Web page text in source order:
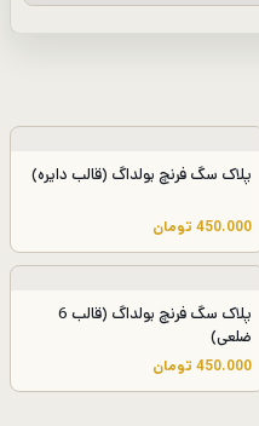
پلاک سگ فرنچ بولداگ (قالب دایره)
450.000 تومان
پلاک سگ فرنچ بولداگ (قالب 6
ضلعی)
450.000 تومان